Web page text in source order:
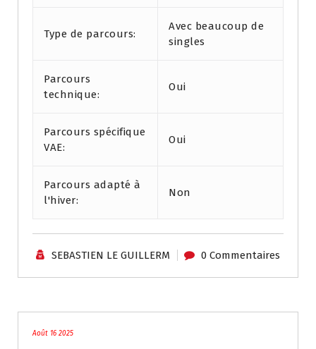
Type de parcours:
Avec beaucoup de
singles
Parcours
technique:
Oui
Parcours spécifique
VAE:
Oui
Parcours adapté à
l'hiver:
Non
SEBASTIEN LE GUILLERM 0 Commentaires
Août 16 2025